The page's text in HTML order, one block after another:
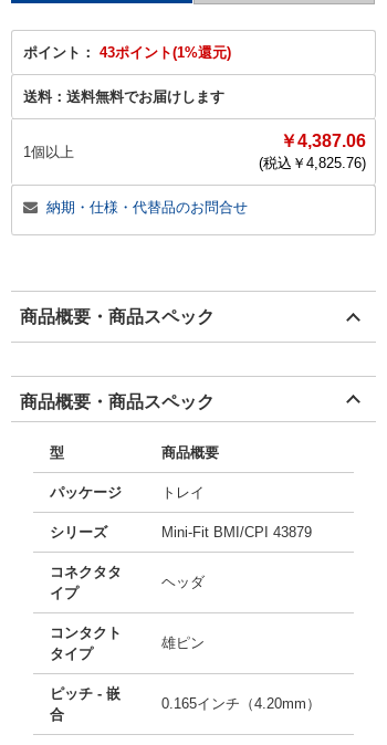
ポイント： 43ポイント(1%還元)
送料： 送料無料でお届けします
1個以上
￥4,387.06
(税込￥ 4,825.76)
納期・仕様・代替品のお問合せ
商品概要・商品スペック
商品概要・商品スペック
型 商品概要
パッケージ トレイ
シリーズ Mini-Fit BMI/CPI 43879
コネクタタ
イプ
ヘッダ
コンタクト
タイプ
雄ピン
ピッチ - 嵌
合
0.165インチ（4.20mm）